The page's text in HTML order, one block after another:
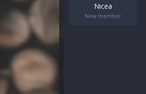
i
h
Nicea
New member